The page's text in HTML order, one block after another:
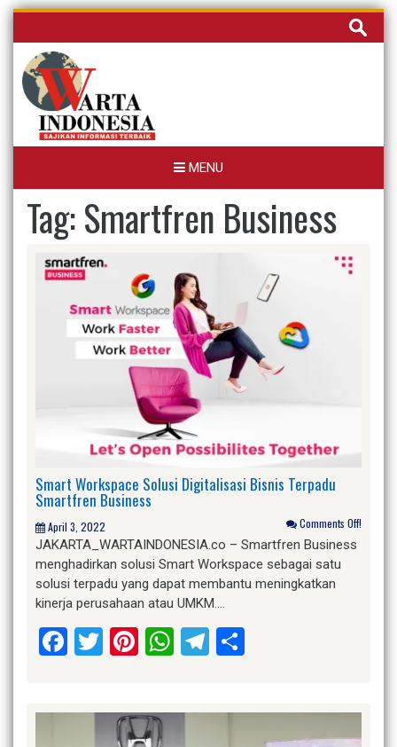
Skip
content
Cari
untuk:
MENU
Tag:Smartfren Business
Smart Workspace Solusi Digitalisasi Bisnis Terpadu
Smartfren Business
April 3, 2022 Comments Off!
JAKARTA_WARTAINDONESIA.co – Smartfren Business
menghadirkan solusi Smart Workspace sebagai satu
solusi terpadu yang dapat membantu meningkatkan
kinerja perusahaan atau UMKM….
Facebook
Twitter
Pinterest
WhatsApp
Telegram